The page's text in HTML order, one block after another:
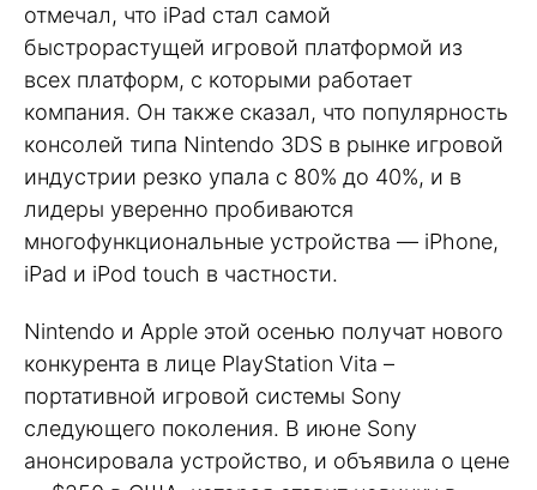
отмечал, что iPad стал самой
быстрорастущей игровой платформой из
всех платформ, с которыми работает
компания. Он также сказал, что популярность
консолей типа Nintendo 3DS в рынке игровой
индустрии резко упала с 80% до 40%, и в
лидеры уверенно пробиваются
многофункциональные устройства — iPhone,
iPad и iPod touch в частности.
Nintendo и Apple этой осенью получат нового
конкурента в лице PlayStation Vita –
портативной игровой системы Sony
следующего поколения. В июне Sony
анонсировала устройство, и объявила о цене